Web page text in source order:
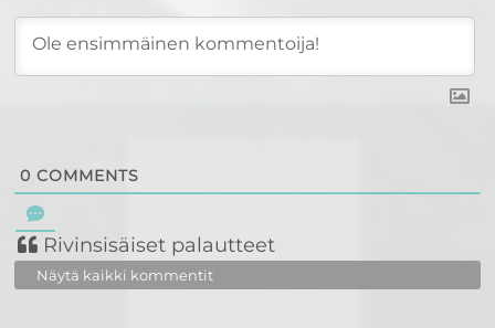
0 COMMENTS
Rivinsisäiset palautteet
Näytä kaikki kommentit